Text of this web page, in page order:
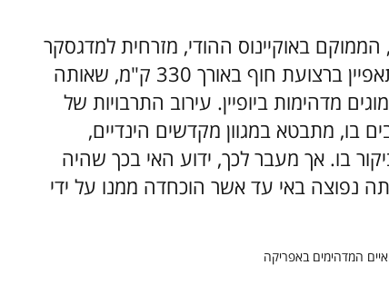
הממוקם באוקיינוס ההודי, מזרחית למדגסקר
ודרום מזרחית לאיי סיישל. האי מתאפיין ברצועת חוף באורך 330 ק"מ, שאותה
מדהימות ביופיין. עירוב התרבויות של
בו, מתבטא במגוון מקדשים הינדיים,
בו. אך מעבר לכך, ידוע האי בכך שהיה
נפוצה באי עד אשר הוכחדה ממנו על ידי